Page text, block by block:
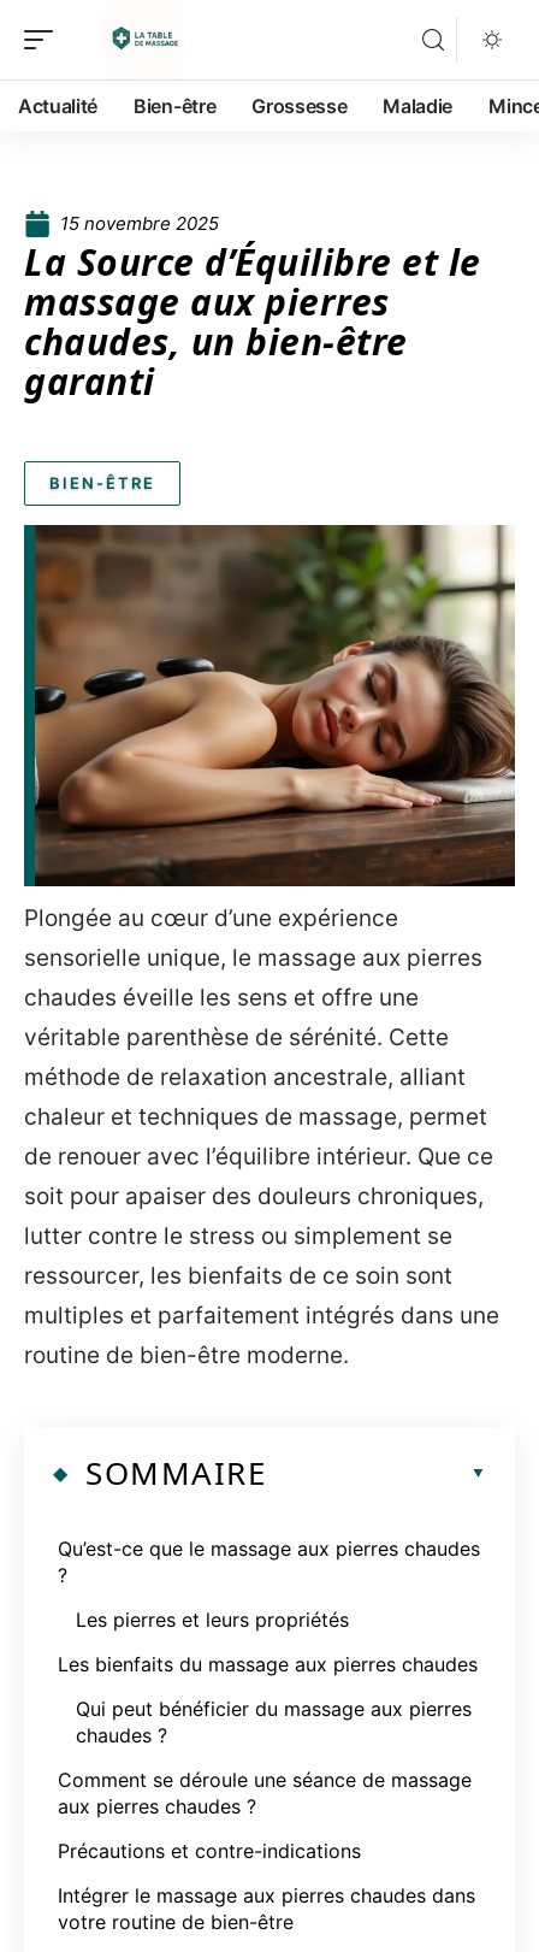
Actualité Bien-être Grossesse Maladie
15 novembre 2025
La Source d’Équilibre et le
massage aux pierres
chaudes, un bien-être
garanti
BIEN-ÊTRE
Plongée au cœur d’une expérience
sensorielle unique, le massage aux pierres
chaudes éveille les sens et offre une
véritable parenthèse de sérénité. Cette
méthode de relaxation ancestrale, alliant
chaleur et techniques de massage, permet
de renouer avec l’équilibre intérieur. Que ce
soit pour apaiser des douleurs chroniques,
lutter contre le stress ou simplement se
ressourcer, les bienfaits de ce soin sont
multiples et parfaitement intégrés dans une
routine de bien-être moderne.
SOMMAIRE
Qu’est-ce que le massage aux pierres chaudes
?
Les pierres et leurs propriétés
Les bienfaits du massage aux pierres chaudes
Qui peut bénéficier du massage aux pierres
chaudes ?
Comment se déroule une séance de massage
aux pierres chaudes ?
Précautions et contre-indications
Intégrer le massage aux pierres chaudes dans
votre routine de bien-être